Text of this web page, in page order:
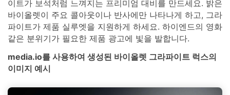
이트가 보석처럼 느껴지는 프리미엄 대비를 만드세요. 밝은
바이올렛이 주요 콜아웃이나 반사에만 나타나게 하고, 그라
파이트가 제품 실루엣을 지원하게 하세요. 하이엔드의 영화
같은 분위기가 필요한 제품 광고에 빛을 발합니다.
media.io를 사용하여 생성된 바이올렛 그라파이트 럭스의
이미지 예시